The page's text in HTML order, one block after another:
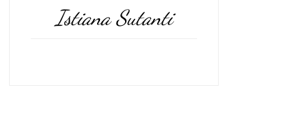
Istiana Sutanti